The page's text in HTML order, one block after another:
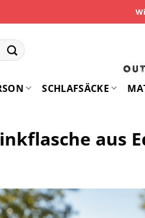
SCHLAFSÄCKE
aus